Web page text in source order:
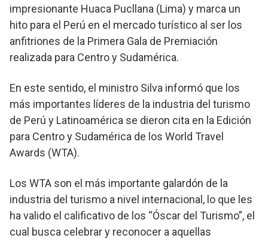
impresionante Huaca Pucllana (Lima) y marca un
hito para el Perú en el mercado turístico al ser los
anfitriones de la Primera Gala de Premiación
realizada para Centro y Sudamérica.
En este sentido, el ministro Silva informó que los
más importantes líderes de la industria del turismo
de Perú y Latinoamérica se dieron cita en la Edición
para Centro y Sudamérica de los World Travel
Awards (WTA).
Los WTA son el más importante galardón de la
industria del turismo a nivel internacional, lo que les
ha valido el calificativo de los “Óscar del Turismo”, el
cual busca celebrar y reconocer a aquellas